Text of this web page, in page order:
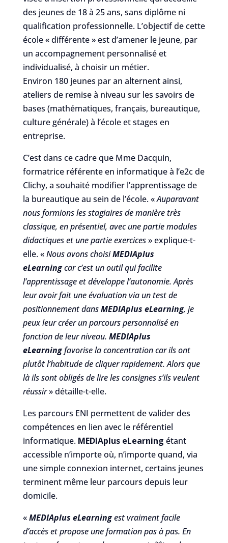
des jeunes de 18 à 25 ans, sans diplôme ni
qualification professionnelle. L’objectif de cette
école « différente » est d’amener le jeune, par
un accompagnement personnalisé et
individualisé, à choisir un métier.
Environ 180 jeunes par an alternent ainsi,
ateliers de remise à niveau sur les savoirs de
bases (mathématiques, français, bureautique,
culture générale) à l’école et stages en
entreprise.
C’est dans ce cadre que Mme Dacquin,
formatrice référente en informatique à l’e2c de
Clichy, a souhaité modifier l’apprentissage de
la bureautique au sein de l’école. «Auparavant
nous formions les stagiaires de manière très
classique, en présentiel, avec une partie modules
didactiques et une partie exercices» explique-t-
elle. «Nous avons choisiMEDIAplus
eLearningcar c’est un outil qui facilite
l’apprentissage et développe l’autonomie. Après
leur avoir fait une évaluation via un test de
positionnement dansMEDIAplus eLearning, je
peux leur créer un parcours personnalisé en
fonction de leur niveau. MEDIAplus
eLearningfavorise la concentration car ils ont
plutôt l’habitude de cliquer rapidement. Alors que
là ils sont obligés de lire les consignes s’ils veulent
réussir» détaille-t-elle.
Les parcours ENI permettent de valider des
compétences en lien avec le référentiel
informatique. MEDIAplus eLearning étant
accessible n’importe où, n’importe quand, via
une simple connexion internet, certains jeunes
terminent même leur parcours depuis leur
domicile.
«MEDIAplus eLearningest vraiment facile
d’accès et propose une formation pas à pas. En